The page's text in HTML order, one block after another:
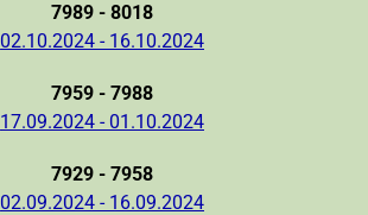
7989 - 8018
02.10.2024 - 16.10.2024
7959 - 7988
17.09.2024 - 01.10.2024
7929 - 7958
02.09.2024 - 16.09.2024